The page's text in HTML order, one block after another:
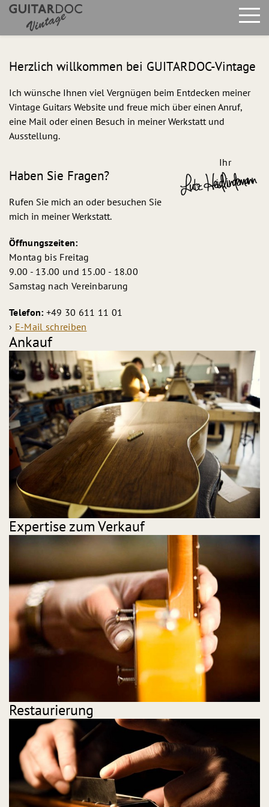
Skip to main content
Herzlich willkommen bei GUITARDOC-Vintage
Ich wünsche Ihnen viel Vergnügen beim Entdecken meiner
Vintage Guitars Website und freue mich über einen Anruf,
eine Mail oder einen Besuch in meiner Werkstatt und
Ausstellung.
Ihr
Haben Sie Fragen?
Rufen Sie mich an oder besuchen Sie
mich in meiner Werkstatt.
Öffnungszeiten:
Montag bis Freitag
9.00 - 13.00 und 15.00 - 18.00
Samstag nach Vereinbarung
Telefon: +49 30 611 11 01
› E-Mail schreiben
Ankauf
Expertise zum Verkauf
Restaurierung